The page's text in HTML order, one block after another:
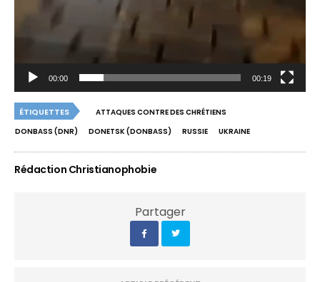
00:00 00:19
ÉTIQUETTES
ATTAQUES CONTRE DES CHRÉTIENS
DONBASS (DNR)
DONETSK (DONBASS) RUSSIE UKRAINE
Rédaction Christianophobie
Partager